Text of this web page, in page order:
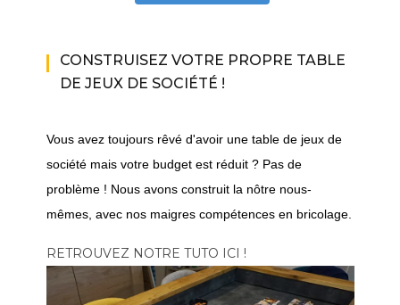
CONSTRUISEZ VOTRE PROPRE TABLE
DE JEUX DE SOCIÉTÉ !
Vous avez toujours rêvé d'avoir une table de jeux de
société mais votre budget est réduit ? Pas de
problème ! Nous avons construit la nôtre nous-
mêmes, avec nos maigres compétences en bricolage.
RETROUVEZ NOTRE TUTO ICI !